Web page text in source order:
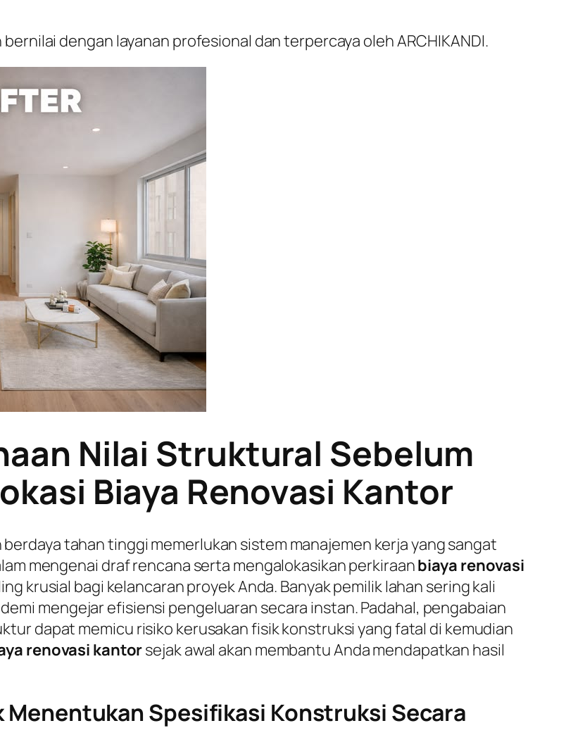
dengan layanan profesional dan terpercaya oleh ARCHIKANDI.
Nilai Struktural Sebelum
Biaya Renovasi Kantor
tahan tinggi memerlukan sistem manajemen kerja yang sangat
mengenai draf rencana serta mengalokasikan perkiraanbiaya renovasi
krusial bagi kelancaran proyek Anda. Banyak pemilik lahan sering kali
mengejar efisiensi pengeluaran secara instan. Padahal, pengabaian
dapat memicu risiko kerusakan fisik konstruksi yang fatal di kemudian
renovasi kantorsejak awal akan membantu Anda mendapatkan hasil
Spesifikasi Konstruksi Secara